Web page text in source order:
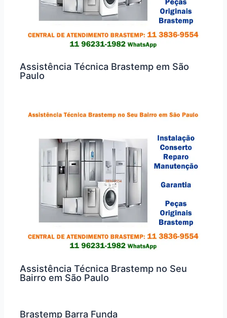
Assistência Técnica Brastemp em São
Paulo
Assistência Técnica Brastemp no Seu
Bairro em São Paulo
Brastemp Barra Funda